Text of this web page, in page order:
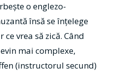
o englezo-
însă se înţelege
vrea să zică. Când
mai complexe,
(instructorul secund)